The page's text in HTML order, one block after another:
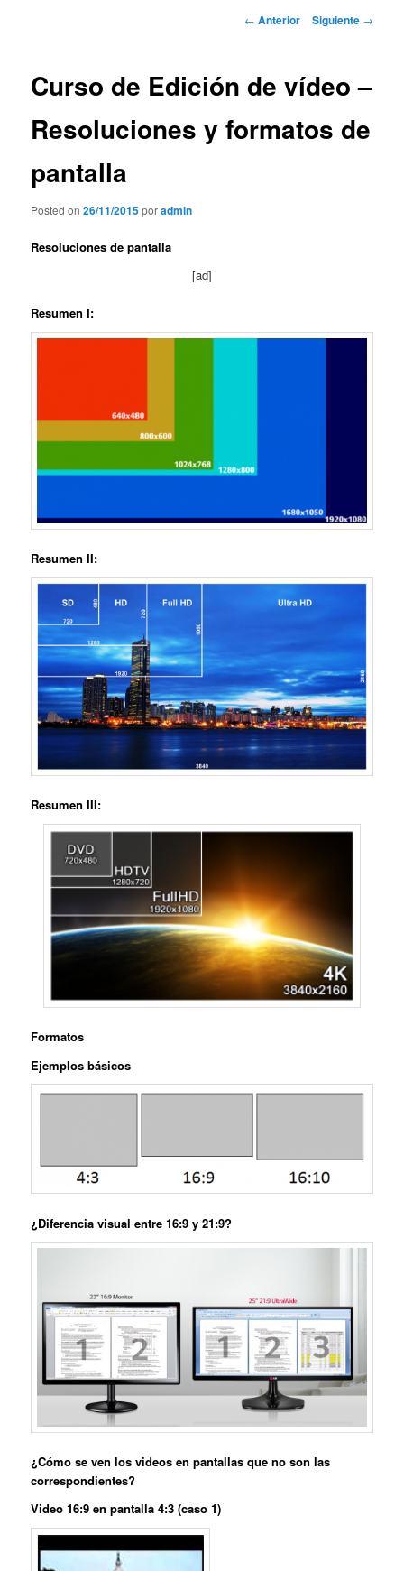
Navegador
← Anterior Siguiente →
Curso de Edición de vídeo –
Resoluciones y formatos de
pantalla
Posted on26/11/2015poradmin
Resoluciones de pantalla
[ad]
Resumen I:
Resumen II:
Resumen III:
Formatos
Ejemplos básicos
¿Diferencia visual entre 16:9 y 21:9?
¿Cómo se ven los videos en pantallas que no son las
correspondientes?
Video 16:9 en pantalla 4:3 (caso 1)